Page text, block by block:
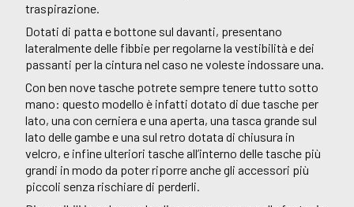
traspirazione.
Dotati di patta e bottone sul davanti, presentano
lateralmente delle fibbie per regolarne la vestibilità e dei
passanti per la cintura nel caso ne voleste indossare una.
Con ben nove tasche potrete sempre tenere tutto sotto
mano: questo modello è infatti dotato di due tasche per
lato, una con cerniera e una aperta, una tasca grande sul
lato delle gambe e una sul retro dotata di chiusura in
velcro, e infine ulteriori tasche all’interno delle tasche più
grandi in modo da poter riporre anche gli accessori più
piccoli senza rischiare di perderli.